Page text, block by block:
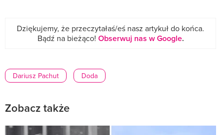
Dziękujemy, że przeczytałaś/eś nasz artykuł do końca.
Bądź na bieżąco! Obserwuj nas w Google.
Dariusz Pachut Doda
Zobacz także